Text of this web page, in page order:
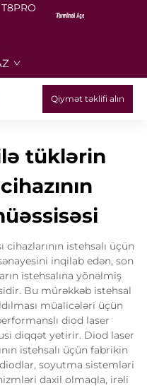
T8PRO
Qiymət təklifi alın
tüklərin
cihazlarının istehsalı üçün
inqilab edən, son
istehsalına yönəlmiş
Bu mürəkkəb istehsal
müalicələri üçün
diod laser
diqqət yetirir. Diod laser
istehsalı üçün fabrikin
soyutma sistemləri
daxil olmaqla, irəli